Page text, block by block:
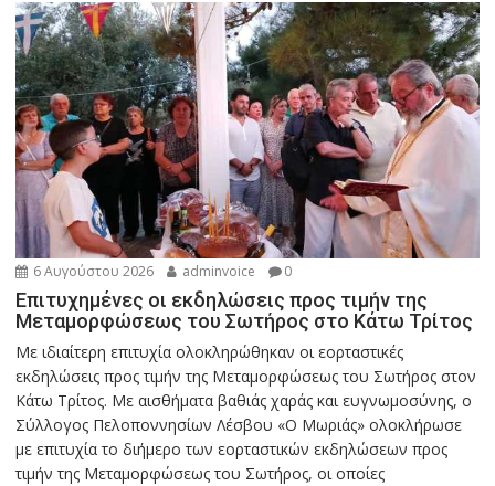
6 Αυγούστου 2026 adminvoice 0
Επιτυχημένες οι εκδηλώσεις προς τιμήν της
Μεταμορφώσεως του Σωτήρος στο Κάτω Τρίτος
Με ιδιαίτερη επιτυχία ολοκληρώθηκαν οι εορταστικές
εκδηλώσεις προς τιμήν της Μεταμορφώσεως του Σωτήρος στον
Κάτω Τρίτος. Με αισθήματα βαθιάς χαράς και ευγνωμοσύνης, ο
Σύλλογος Πελοποννησίων Λέσβου «Ο Μωριάς» ολοκλήρωσε
με επιτυχία το διήμερο των εορταστικών εκδηλώσεων προς
τιμήν της Μεταμορφώσεως του Σωτήρος, οι οποίες